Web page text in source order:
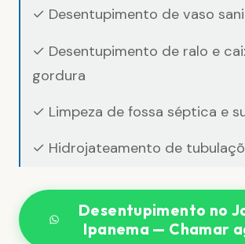
✓ Desentupimento de vaso
✓ Desentupimento de ralo e
gordura
✓ Limpeza de fossa séptica e
✓ Hidrojateamento de
Desentupimento no
Ipanema — Chamar